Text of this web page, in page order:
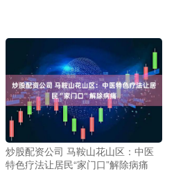
炒股配资公司 马鞍山花山区：中医
特色疗法让居民“家门口”解除病痛